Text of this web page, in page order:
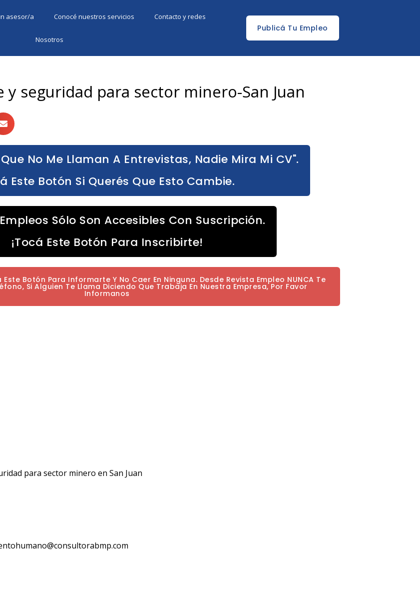
asesor/a Conocé nuestros servicios Contacto y redes
Nosotros
Publicá Tu Empleo
y seguridad para sector minero-San Juan
No Me Llaman A Entrevistas, Nadie Mira Mi CV".
Este Botón Si Querés Que Esto Cambie.
Sólo Son Accesibles Con Suscripción.
¡Tocá Este Botón Para Inscribirte!
Botón Para Informarte Y No Caer En Ninguna. Desde Revista Empleo NUNCA Te
Si Alguien Te Llama Diciendo Que Trabaja En Nuestra Empresa, Por Favor
Informanos
para sector minero en San Juan